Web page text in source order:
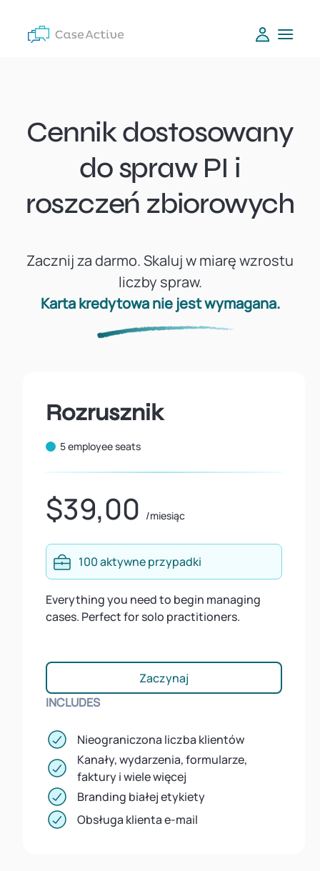
Cennik dostosowany
do spraw PI i
roszczeń zbiorowych
Zacznij za darmo. Skaluj w miarę wzrostu
liczby spraw.
Karta kredytowa nie jest wymagana.
Rozrusznik
5 employee seats
$39,00 /miesiąc
100 aktywne przypadki
Everything you need to begin managing
cases. Perfect for solo practitioners.
Zaczynaj
INCLUDES
Nieograniczona liczba klientów
Kanały, wydarzenia, formularze,
faktury i wiele więcej
Branding białej etykiety
Obsługa klienta e-mail